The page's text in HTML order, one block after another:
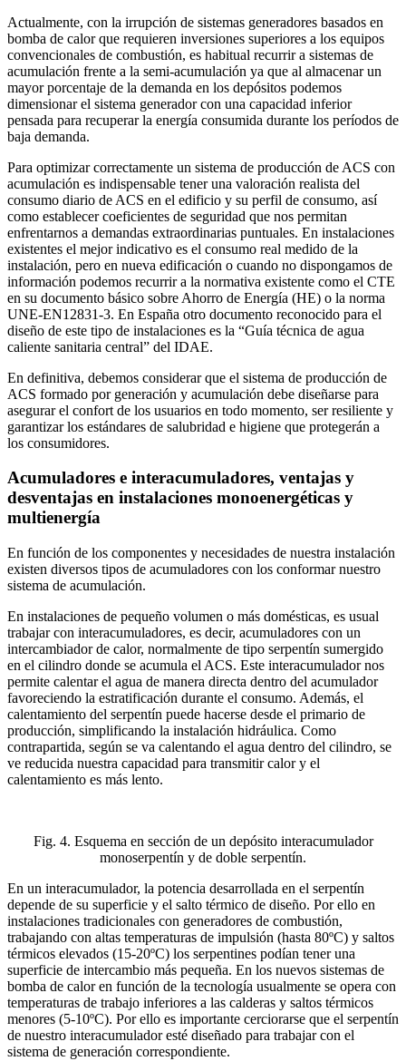
Actualmente, con la irrupción de sistemas generadores basados en
bomba de calor que requieren inversiones superiores a los equipos
convencionales de combustión, es habitual recurrir a sistemas de
acumulación frente a la semi-acumulación ya que al almacenar un
mayor porcentaje de la demanda en los depósitos podemos
dimensionar el sistema generador con una capacidad inferior
pensada para recuperar la energía consumida durante los períodos de
baja demanda.
Para optimizar correctamente un sistema de producción de ACS con
acumulación es indispensable tener una valoración realista del
consumo diario de ACS en el edificio y su perfil de consumo, así
como establecer coeficientes de seguridad que nos permitan
enfrentarnos a demandas extraordinarias puntuales. En instalaciones
existentes el mejor indicativo es el consumo real medido de la
instalación, pero en nueva edificación o cuando no dispongamos de
información podemos recurrir a la normativa existente como el CTE
en su documento básico sobre Ahorro de Energía (HE) o la norma
UNE-EN12831-3. En España otro documento reconocido para el
diseño de este tipo de instalaciones es la “Guía técnica de agua
caliente sanitaria central” del IDAE.
En definitiva, debemos considerar que el sistema de producción de
ACS formado por generación y acumulación debe diseñarse para
asegurar el confort de los usuarios en todo momento, ser resiliente y
garantizar los estándares de salubridad e higiene que protegerán a
los consumidores.
Acumuladores e interacumuladores, ventajas y
desventajas en instalaciones monoenergéticas y
multienergía
En función de los componentes y necesidades de nuestra instalación
existen diversos tipos de acumuladores con los conformar nuestro
sistema de acumulación.
En instalaciones de pequeño volumen o más domésticas, es usual
trabajar con interacumuladores, es decir, acumuladores con un
intercambiador de calor, normalmente de tipo serpentín sumergido
en el cilindro donde se acumula el ACS. Este interacumulador nos
permite calentar el agua de manera directa dentro del acumulador
favoreciendo la estratificación durante el consumo. Además, el
calentamiento del serpentín puede hacerse desde el primario de
producción, simplificando la instalación hidráulica. Como
contrapartida, según se va calentando el agua dentro del cilindro, se
ve reducida nuestra capacidad para transmitir calor y el
calentamiento es más lento.
Fig. 4. Esquema en sección de un depósito interacumulador
monoserpentín y de doble serpentín.
En un interacumulador, la potencia desarrollada en el serpentín
depende de su superficie y el salto térmico de diseño. Por ello en
instalaciones tradicionales con generadores de combustión,
trabajando con altas temperaturas de impulsión (hasta 80ºC) y saltos
térmicos elevados (15-20ºC) los serpentines podían tener una
superficie de intercambio más pequeña. En los nuevos sistemas de
bomba de calor en función de la tecnología usualmente se opera con
temperaturas de trabajo inferiores a las calderas y saltos térmicos
menores (5-10ºC). Por ello es importante cerciorarse que el serpentín
de nuestro interacumulador esté diseñado para trabajar con el
sistema de generación correspondiente.